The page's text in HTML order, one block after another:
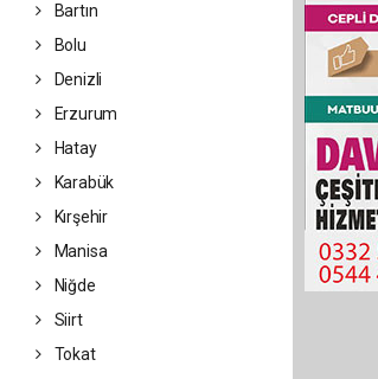
Bartın
Bolu
Denizli
Erzurum
Hatay
Karabük
Kırşehir
Manisa
Niğde
Siirt
Tokat